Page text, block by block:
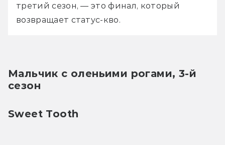
третий сезон, — это финал, который
возвращает статус-кво.
Мальчик с оленьими рогами, 3-й
сезон
Sweet Tooth